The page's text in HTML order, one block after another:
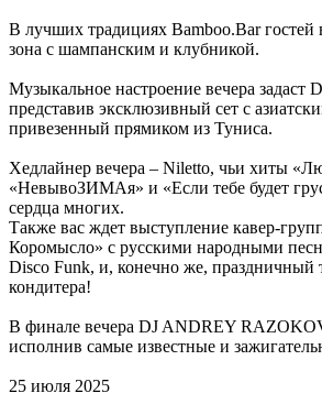
В лучших традициях Bamboo.Bar гостей
зона с шампанским и клубникой.
Музыкальное настроение вечера задаст
представив эксклюзивный сет с
привезенный прямиком из Туниса.
Хедлайнер вечера – Niletto, чьи хиты
«НевывоЗИМАя» и «Если тебе будет
сердца многих.
Также вас ждет выступление кавер-
Коромысло» с русскими народными
Disco Funk, и, конечно же, праздничный
кондитера!
В финале вечера DJ ANDREY
исполнив самые известные и
25 июля 2025